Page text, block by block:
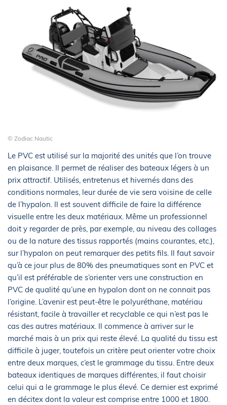
© Zodiac Nautic
Le PVC est utilisé sur la majorité des unités que l’on trouve
en plaisance. Il permet de réaliser des bateaux légers à un
prix attractif. Utilisés, entretenus et hivernés dans des
conditions normales, leur durée de vie sera voisine de celle
de l’hypalon. Il est souvent difficile de faire la différence
visuelle entre les deux matériaux. Même un professionnel
doit y regarder de près, par exemple, au niveau des collages
ou de la nature des tissus rapportés (mains courantes, etc.),
sur l’hypalon on peut remarquer des petits fils. Il faut savoir
qu’à ce jour plus de 80% des pneumatiques sont en PVC et
qu’il est préférable de s’orienter vers une construction en
PVC de qualité qu’une en hypalon dont on ne connait pas
l’origine. L’avenir est peut-être le polyuréthane, matériau
résistant, facile à travailler et recyclable ce qui n’est pas le
cas des autres matériaux. Il commence à arriver sur le
marché mais à un prix qui reste élevé. La qualité du tissu est
difficile à juger, toutefois un critère peut orienter votre choix
entre deux marques, c’est le grammage du tissu. Entre deux
bateaux identiques de marques différentes, il faut choisir
celui qui a le grammage le plus élevé. Ce dernier est exprimé
en décitex dont la valeur est comprise entre 1000 et 1800.